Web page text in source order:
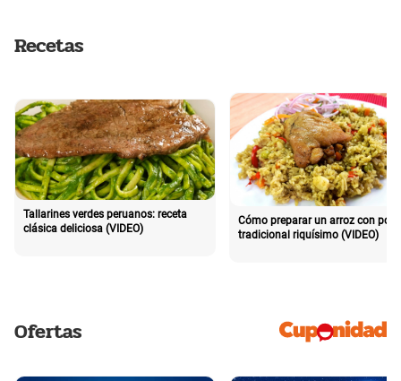
Recetas
Tallarines verdes peruanos: receta
clásica deliciosa (VIDEO)
Cómo preparar un arroz con pollo
tradicional riquísimo (VIDEO)
Ofertas